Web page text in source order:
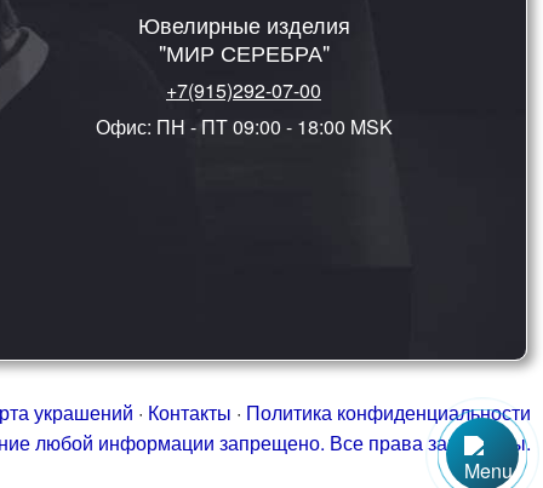
Ювелирные изделия
"МИР СЕРЕБРА"
+7(915)292-07-00
Офис: ПН - ПТ 09:00 - 18:00 MSK
украшений · Контакты · Политика конфиденциальности
любой информации запрещено. Все права защищены.